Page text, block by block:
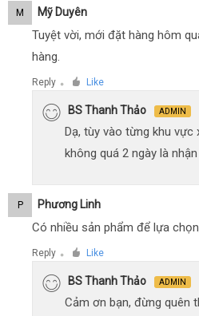
M Mỹ Duyên
Tuyệt vời, mới đặt hàng hôm
hàng.
Reply ● Like
BS Thanh Thảo ADMIN
Dạ, tùy vào từng khu vực
không quá 2 ngày là
P Phương Linh
Có nhiều sản phẩm để lựa
Reply ● Like
BS Thanh Thảo ADMIN
Cảm ơn bạn, đừng quên